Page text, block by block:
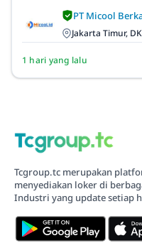
PT Micool
Jakarta Timur,
1 hari yang lalu
Tcgroup.tc merupakan
menyediakan loker di
Industri yang update setiap